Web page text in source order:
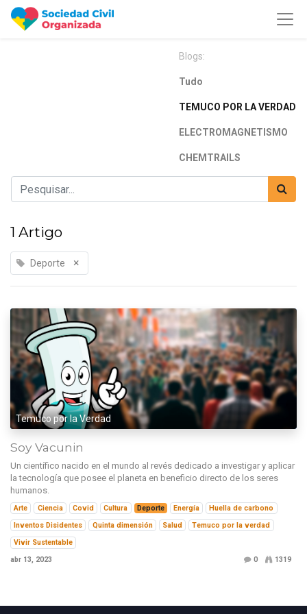
Blogs:
Tudo
TEMUCO POR LA VERDAD
ELECTROMAGNETISMO
CHEMTRAILS
1 Artigo
Deporte ×
Temuco por la Verdad
Soy Vacunin
Un científico nacido en el mundo al revés dedicado a investigar y aplicar
la tecnología que posee el planeta en beneficio directo de los seres
humanos.
Arte Ciencia Covid Cultura Deporte Energía
Huella de carbono
Inventos Disidentes
Quinta dimensión Salud
Temuco por la verdad
Vivir Sustentable
abr 13, 2023
0 1319